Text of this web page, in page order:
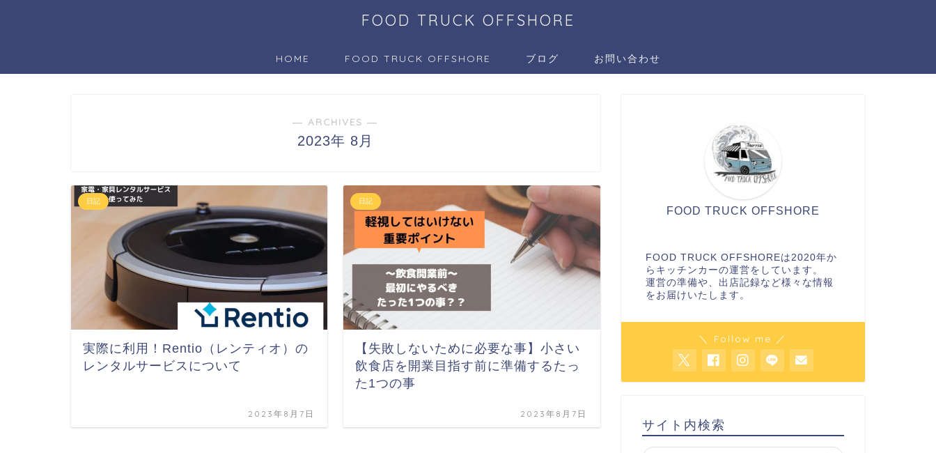
FOOD TRUCK OFFSHORE
HOME FOOD TRUCK OFFSHORE ブログ お問い合わせ
― ARCHIVES ―
2023年 8月
日記
実際に利用！Rentio（レンティオ）の
レンタルサービスについて
2023年8月7日
日記
【失敗しないために必要な事】小さい
飲食店を開業目指す前に準備するたっ
た1つの事
2023年8月7日
FOOD TRUCK OFFSHORE
FOOD TRUCK OFFSHOREは2020年か
らキッチンカーの運営をしています。
運営の準備や、出店記録など様々な情報
をお届けいたします。
＼ Follow me ／
サイト内検索